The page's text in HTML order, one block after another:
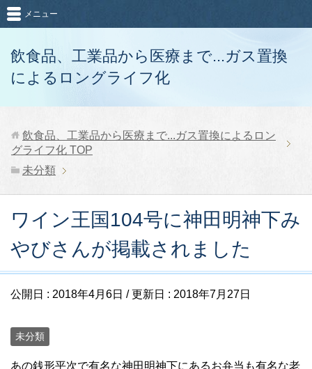
飲食品、工業品から医療まで...ガス置換
によるロングライフ化
メニュー
飲食品、工業品から医療まで...ガス置換によるロン
グライフ化 TOP
未分類
ワイン王国104号に神田明神下み
やびさんが掲載されました
公開日 : 2018年4月6日 / 更新日 : 2018年7月27日
未分類
あの銭形平次で有名な神田明神下にあるお弁当も有名な老